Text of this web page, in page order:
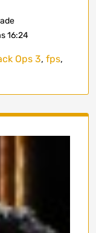
16:24
Ops 3, fps,